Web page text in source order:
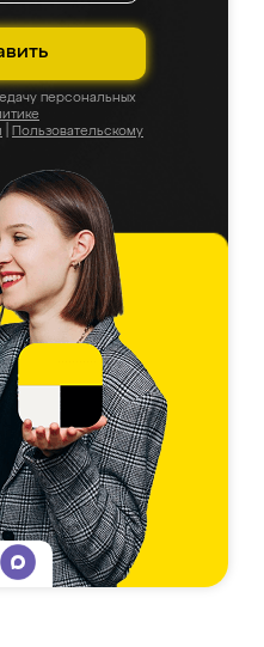
персональных
Пользовательскому